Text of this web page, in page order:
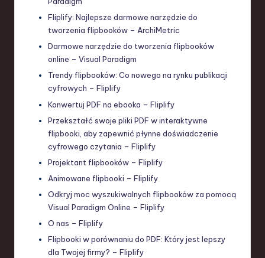
Fliplify: Najlepsze darmowe narzędzie do
tworzenia flipbooków – ArchiMetric
Darmowe narzędzie do tworzenia flipbooków
online – Visual Paradigm
Trendy flipbooków: Co nowego na rynku publikacji
cyfrowych – Fliplify
Konwertuj PDF na ebooka – Fliplify
Przekształć swoje pliki PDF w interaktywne
flipbooki, aby zapewnić płynne doświadczenie
cyfrowego czytania – Fliplify
Projektant flipbooków – Fliplify
Animowane flipbooki – Fliplify
Odkryj moc wyszukiwalnych flipbooków za pomocą
Visual Paradigm Online – Fliplify
O nas – Fliplify
Flipbooki w porównaniu do PDF: Który jest lepszy
dla Twojej firmy? – Fliplify